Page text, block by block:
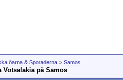
öarna & Sporaderna > Samos
Votsalakia på Samos